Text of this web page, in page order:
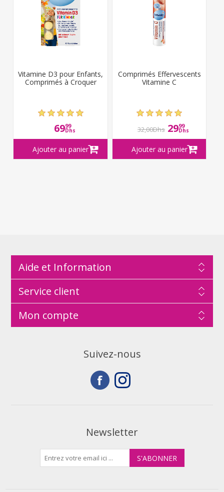
Vitamine D3 pour Enfants,
Comprimés à Croquer
6999
Dhs
Comprimés Effervescents
Vitamine C
32,00Dhs 2999
Dhs
Aide et Information
Service client
Mon compte
Suivez-nous
Newsletter